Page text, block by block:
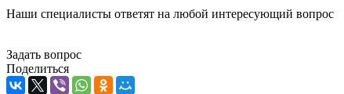
Наши специалисты ответят на любой интересующий вопрос
Задать вопрос
Поделиться